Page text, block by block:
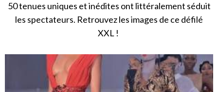
50 tenues uniques et inédites ont littéralement séduit
les spectateurs. Retrouvez les images de ce défilé
XXL !